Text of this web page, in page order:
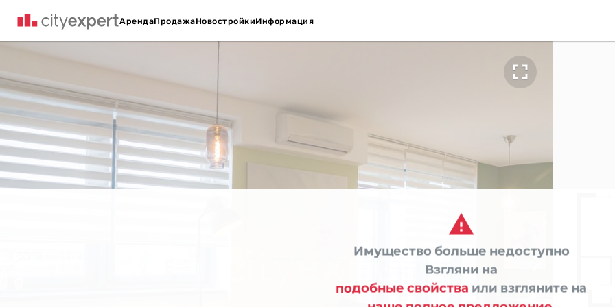
АрендаПродажаНовостройкиИнформация



Имущество больше недоступно
Взгляни на
подобные свойства или взгляните на